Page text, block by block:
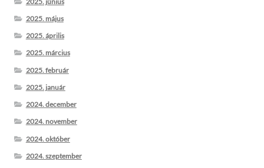
2025. május
2025. április
2025. március
2025. február
2025. január
2024. december
2024. november
2024. október
2024. szeptember